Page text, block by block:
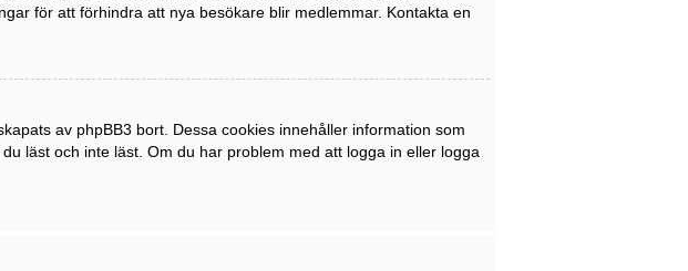
för att förhindra att nya besökare blir medlemmar. Kontakta en
av phpBB3 bort. Dessa cookies innehåller information som
läst och inte läst. Om du har problem med att logga in eller logga